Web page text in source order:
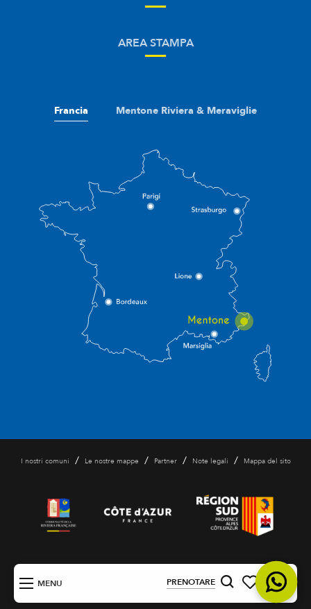
MENU PRENOTARE
Voir les
Ricerca
IT
AREA STAMPA
Francia Mentone Riviera & Meraviglie
I nostri comuni / Le nostre mappe / Partner / Note legali / Mappa del sito